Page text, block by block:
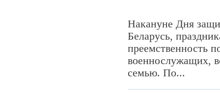
Накануне Дня
Беларусь,
преемственность
военнослужащих,
семью. По...